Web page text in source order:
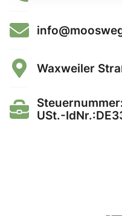
Waxweiler
USt.-